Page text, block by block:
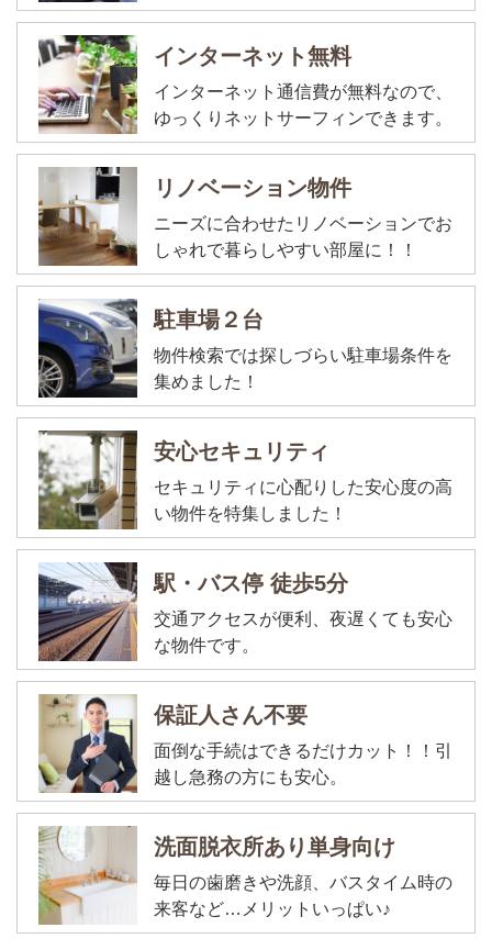
インターネット無料
インターネット通信費が無料なので、
ゆっくりネットサーフィンできます。
リノベーション物件
ニーズに合わせたリノベーションでお
しゃれで暮らしやすい部屋に！！
駐車場２台
物件検索では探しづらい駐車場条件を
集めました！
安心セキュリティ
セキュリティに心配りした安心度の高
い物件を特集しました！
駅・バス停 徒歩5分
交通アクセスが便利、夜遅くても安心
な物件です。
保証人さん不要
面倒な手続はできるだけカット！！引
越し急務の方にも安心。
洗面脱衣所あり単身向け
毎日の歯磨きや洗顔、バスタイム時の
来客など…メリットいっぱい♪